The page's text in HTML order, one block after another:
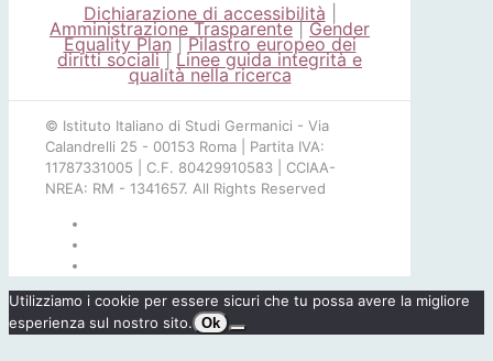
Dichiarazione di accessibilità
Amministrazione Trasparente|Gender
Equality Plan|Pilastro europeo dei
diritti sociali| Linee guida integrità e
qualità nella ricerca
© Istituto Italiano di Studi Germanici - Via
Calandrelli 25 - 00153 Roma | Partita IVA:
11787331005 | C.F. 80429910583 | CCIAA-
NREA: RM - 1341657. All Rights Reserved
Utilizziamo i cookie per essere sicuri che tu possa avere la migliore
esperienza sul nostro sito. Ok